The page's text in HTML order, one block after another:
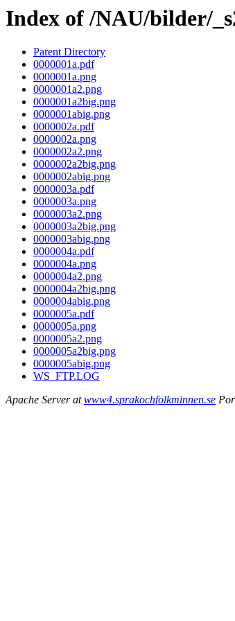
Index of /NAU/bilder/
Parent Directory
0000001a.pdf
0000001a.png
0000001a2.png
0000001a2big.png
0000001abig.png
0000002a.pdf
0000002a.png
0000002a2.png
0000002a2big.png
0000002abig.png
0000003a.pdf
0000003a.png
0000003a2.png
0000003a2big.png
0000003abig.png
0000004a.pdf
0000004a.png
0000004a2.png
0000004a2big.png
0000004abig.png
0000005a.pdf
0000005a.png
0000005a2.png
0000005a2big.png
0000005abig.png
WS_FTP.LOG
Apache Server atwww4.sprakochfolkminnen.se